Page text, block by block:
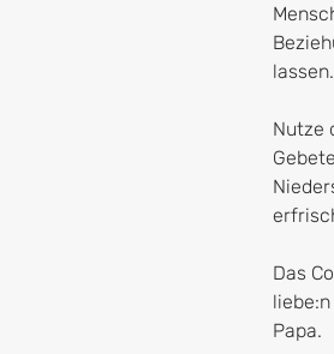
lassen.
Nutze
Das
Papa.